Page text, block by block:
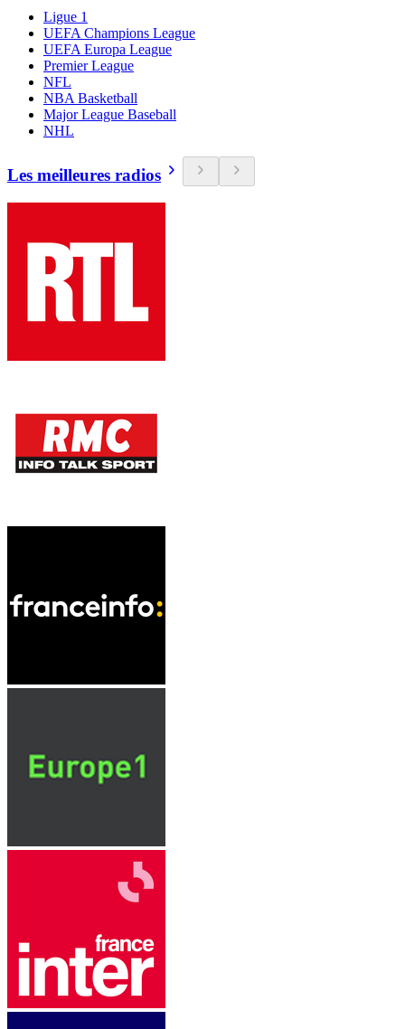
Ligue 1
UEFA Champions League
UEFA Europa League
Premier League
NFL
NBA Basketball
Major League Baseball
NHL
Les meilleures radios